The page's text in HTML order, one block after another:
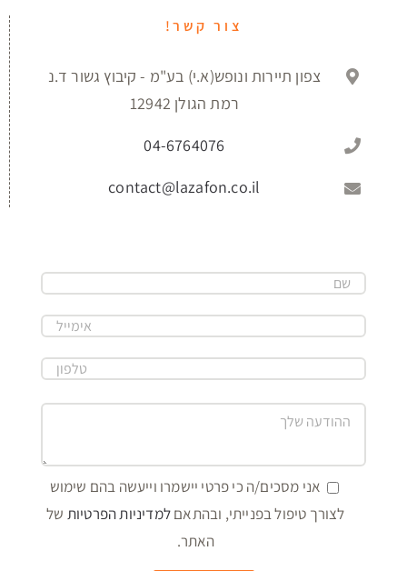
צור קשר!
צפון תיירות ונופש(א.י) בע"מ - קיבוץ גשור ד.נ
רמת הגולן 12942
04-6764076
contact@lazafon.co.il
אני מסכים/ה כי פרטי יישמרו וייעשה בהם שימוש
לצורך טיפול בפנייתי, ובהתאםלמדיניות הפרטיות של
האתר.